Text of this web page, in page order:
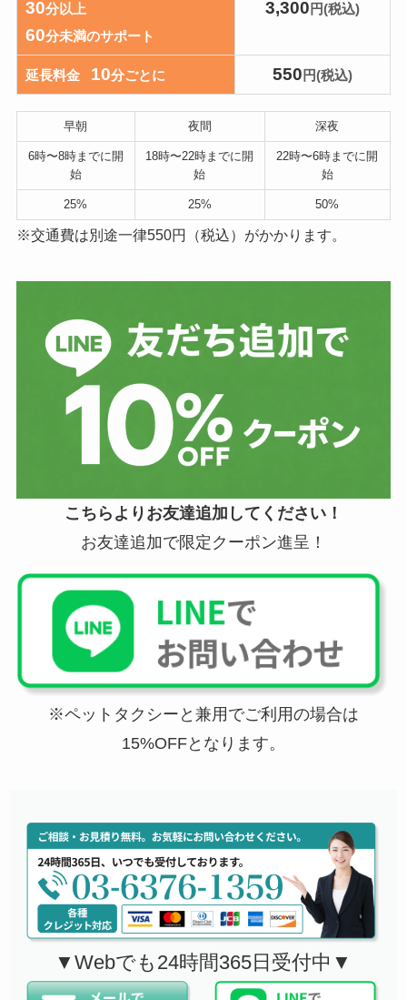
30分以上
60分未満のサポート
3,300 円(税込)
延長料金 10分ごとに 550 円(税込)
早朝 夜間 深夜
6時〜8時までに開
始
18時〜22時までに開
始
22時〜6時までに開
始
25% 25% 50%
※交通費は別途一律550円（税込）がかかります。
こちらよりお友達追加してください！
お友達追加で限定クーポン進呈！
※ペットタクシーと兼用でご利用の場合は
15%OFFとなります。
▼Webでも24時間365日受付中▼